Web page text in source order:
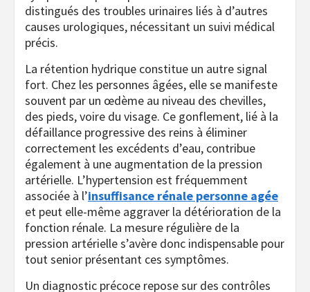
distingués des troubles urinaires liés à d’autres
causes urologiques, nécessitant un suivi médical
précis.
La rétention hydrique constitue un autre signal
fort. Chez les personnes âgées, elle se manifeste
souvent par un œdème au niveau des chevilles,
des pieds, voire du visage. Ce gonflement, lié à la
défaillance progressive des reins à éliminer
correctement les excédents d’eau, contribue
également à une augmentation de la pression
artérielle. L’hypertension est fréquemment
associée à l’insuffisance rénale personne agée
et peut elle-même aggraver la détérioration de la
fonction rénale. La mesure régulière de la
pression artérielle s’avère donc indispensable pour
tout senior présentant ces symptômes.
Un diagnostic précoce repose sur des contrôles